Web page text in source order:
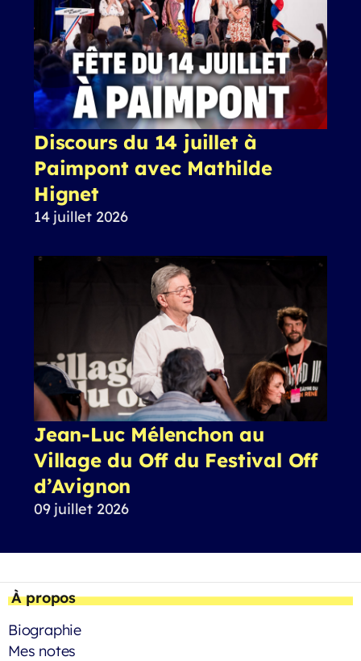
Discours du 14 juillet à
Paimpont avec Mathilde
Hignet
14 juillet 2026
Jean-Luc Mélenchon au
Village du Off du Festival Off
d’Avignon
09 juillet 2026
À propos
Biographie
Mes notes